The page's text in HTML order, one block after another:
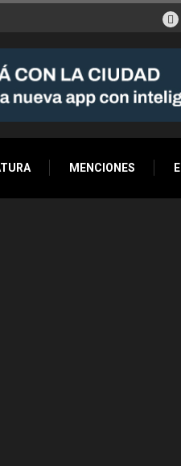
MENCIONES